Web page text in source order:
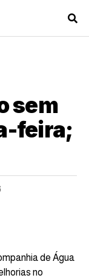
sem
feira;
de Água
no